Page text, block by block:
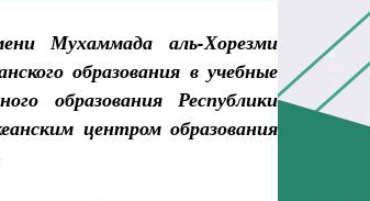
Мухаммада аль-Хорезми
образования в учебные
образования Республики
центром образования